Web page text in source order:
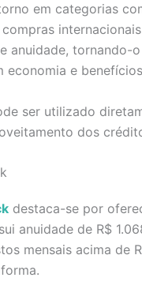
em categorias
anuidade, tornando-
economia e
ser utilizado
dos
destaca-se por
anuidade de R$
mensais acima de